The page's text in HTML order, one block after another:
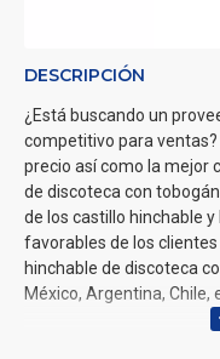
DESCRIPCIÓN
¿Está buscando un
competitivo para
precio así como la mejor
de discoteca con
de los castillo hinchable
favorables de los
hinchable de discoteca
México, Argentina, Chile,